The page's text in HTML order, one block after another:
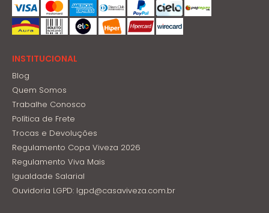
INSTITUCIONAL
Blog
Quem Somos
Trabalhe Conosco
Política de Frete
Trocas e Devoluções
Regulamento Copa Viveza 2026
Regulamento Viva Mais
Igualdade Salarial
Ouvidoria LGPD: lgpd@casaviveza.com.br